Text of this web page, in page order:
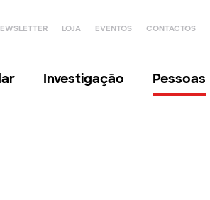
LOJA EVENTOS CONTACTOS
Investigação Pessoas